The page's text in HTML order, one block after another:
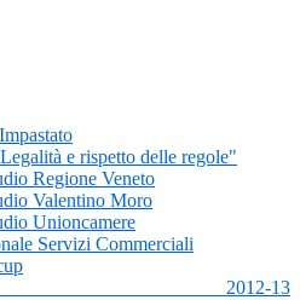
e rispetto delle regole"
Regione Veneto
Valentino Moro
Unioncamere
Servizi Commerciali
2012-13